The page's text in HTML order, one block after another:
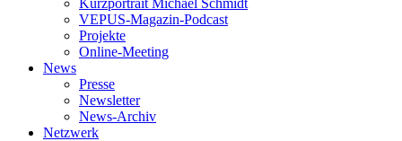
Kurzportrait Michael Schmidt
VEPUS-Magazin-Podcast
Projekte
Online-Meeting
News
Presse
Newsletter
News-Archiv
Netzwerk